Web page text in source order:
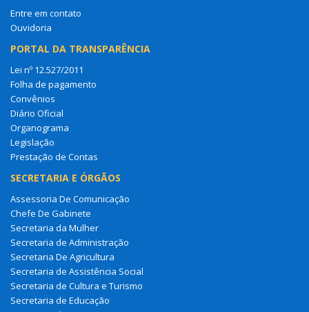
Entre em contato
Ouvidoria
PORTAL DA TRANSPARÊNCIA
Lei nº 12.527/2011
Folha de pagamento
Convênios
Diário Oficial
Organograma
Legislação
Prestação de Contas
SECRETARIA E ÓRGÃOS
Assessoria De Comunicação
Chefe De Gabinete
Secretaria da Mulher
Secretaria de Administração
Secretaria De Agricultura
Secretaria de Assistência Social
Secretaria de Cultura e Turismo
Secretaria de Educação